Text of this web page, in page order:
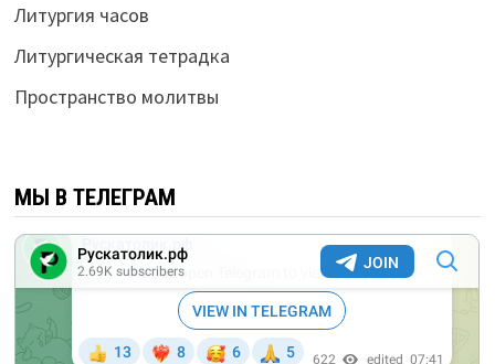
Литургия часов
Литургическая тетрадка
Пространство молитвы
МЫ В ТЕЛЕГРАМ